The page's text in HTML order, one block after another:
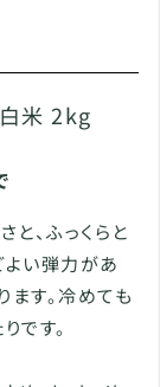
白米 2kg
と、ふっくらと
よい弾力があ
す。冷めても
です。